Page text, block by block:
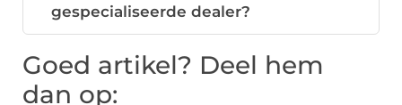
gespecialiseerde dealer?
Goed artikel? Deel hem
dan op: